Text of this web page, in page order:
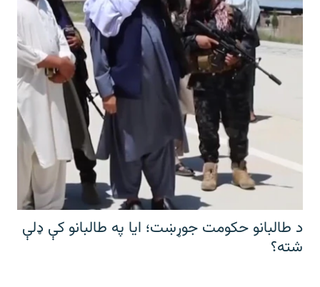
د طالبانو حکومت جوړښت؛ ایا په طالبانو کې ډلې
شته؟